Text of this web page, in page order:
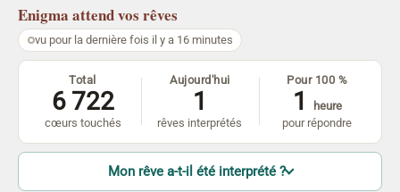
Enigma attend vos rêves
vu pour la dernière fois il y a 16 minutes
Total
6 722
cœurs touchés
Aujourd'hui
1
rêves interprétés
Pour 100 %
1
heure
pour répondre
Mon rêve a-t-il été interprété ?